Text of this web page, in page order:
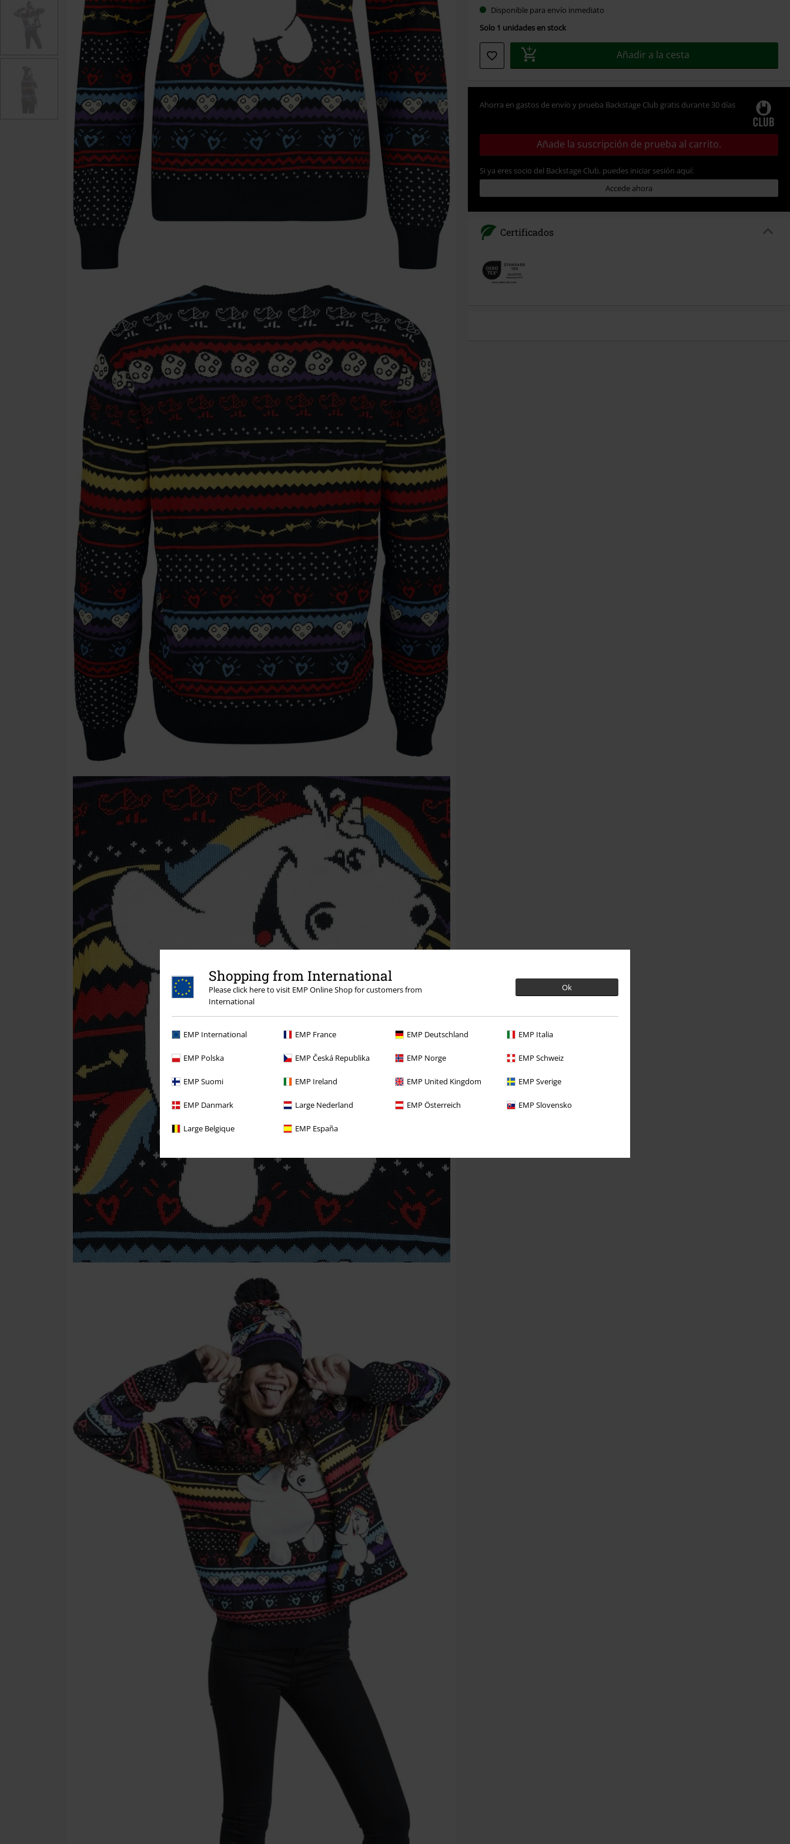
Shopping from International
Please click here to visit EMP Online Shop for customers from
International
Ok
EMP International EMP France EMP Deutschland EMP Italia
EMP Polska EMP Česká Republika EMP Norge EMP Schweiz
EMP Suomi EMP Ireland EMP United Kingdom EMP Sverige
EMP Danmark Large Nederland EMP Österreich EMP Slovensko
Large Belgique EMP España
Disponible para envío inmediato
Solo 1 unidades en stock
Añadir a la cesta
Ahorra en gastos de envío y prueba Backstage Club gratis durante 30 días
Añade la suscripción de prueba al carrito.
Si ya eres socio del Backstage Club, puedes iniciar sesión aquí:
Accede ahora
Certificados